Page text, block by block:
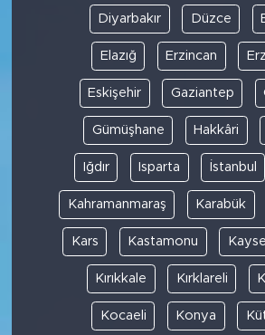
Diyarbakır Düzce
Elazığ Erzincan
Eskişehir Gaziantep
Gümüşhane Hakkâri
Iğdır Isparta İstanbul
Kahramanmaraş Karabük
Kars Kastamonu
Kırıkkale Kırklareli
Kocaeli Konya